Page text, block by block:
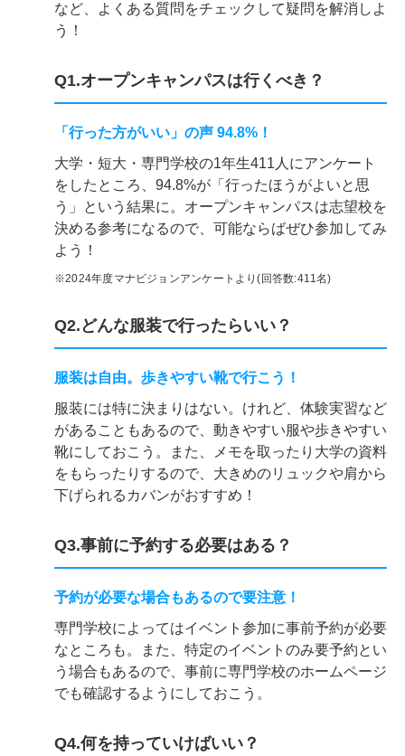
など、よくある質問をチェックして疑問を解消しよ
う！
Q1.オープンキャンパスは行くべき？
「行った方がいい」の声 94.8%！
大学・短大・専門学校の1年生411人にアンケート
をしたところ、94.8%が「行ったほうがよいと思
う」という結果に。オープンキャンパスは志望校を
決める参考になるので、可能ならばぜひ参加してみ
よう！
※2024年度マナビジョンアンケートより(回答数:411名)
Q2.どんな服装で行ったらいい？
服装は自由。歩きやすい靴で行こう！
服装には特に決まりはない。けれど、体験実習など
があることもあるので、動きやすい服や歩きやすい
靴にしておこう。また、メモを取ったり大学の資料
をもらったりするので、大きめのリュックや肩から
下げられるカバンがおすすめ！
Q3.事前に予約する必要はある？
予約が必要な場合もあるので要注意！
専門学校によってはイベント参加に事前予約が必要
なところも。また、特定のイベントのみ要予約とい
う場合もあるので、事前に専門学校のホームページ
でも確認するようにしておこう。
Q4.何を持っていけばいい？